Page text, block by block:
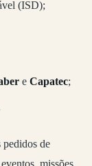
(ISD);
e Capatec;
de